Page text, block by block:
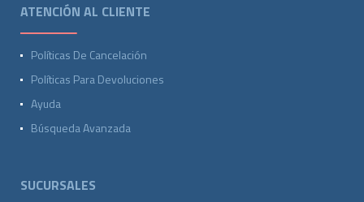
ATENCIÓN AL CLIENTE
Políticas De Cancelación
Políticas Para Devoluciones
Ayuda
Búsqueda Avanzada
SUCURSALES